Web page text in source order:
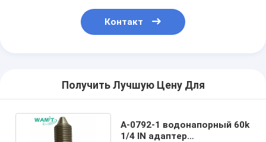
Контакт
Получить Лучшую Цену Для
A-0792-1 водонапорный 60k
1/4 IN адаптер